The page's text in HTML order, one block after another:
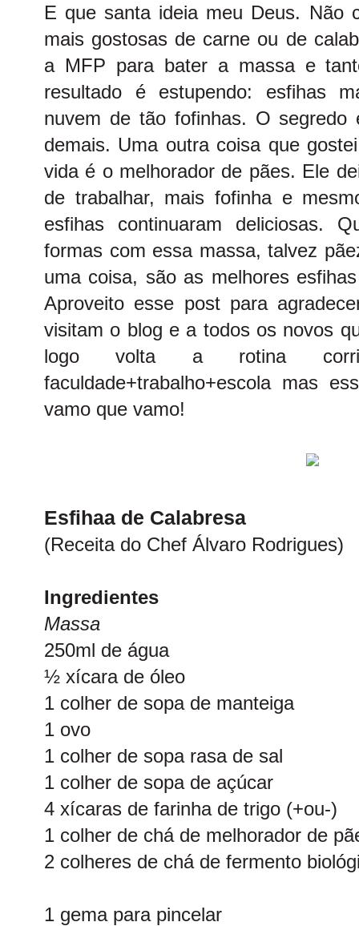
E que santa ideia meu Deus. Não
mais gostosas de carne ou de
a MFP para bater a massa e
resultado é estupendo: esfihas
nuvem de tão fofinhas. O segredo
demais. Uma outra coisa que
vida é o melhorador de pães. Ele
de trabalhar, mais fofinha e
esfihas continuaram deliciosas.
formas com essa massa, talvez
uma coisa, são as melhores
Aproveito esse post para
visitam o blog e a todos os novos
logo volta a rotina
faculdade+trabalho+escola mas
vamo que vamo!
Esfihaa de Calabresa
(Receita do Chef Álvaro Rodrigues)
Ingredientes
Massa
250ml de água
½ xícara de óleo
1 colher de sopa de manteiga
1 ovo
1 colher de sopa rasa de sal
1 colher de sopa de açúcar
4 xícaras de farinha de trigo (+ou-)
1 colher de chá de melhorador de
2 colheres de chá de fermento
1 gema para pincelar